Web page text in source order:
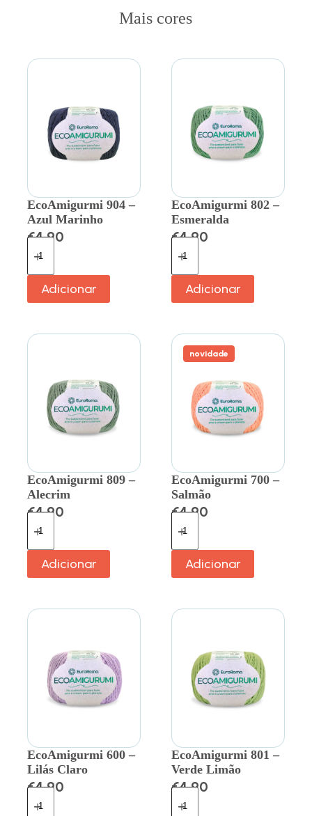
Mais cores
EcoAmigurmi 904 –
Azul Marinho
€4.90
Adicionar
EcoAmigurmi 802 –
Esmeralda
€4.90
Adicionar
EcoAmigurmi 809 –
Alecrim
€4.90
Adicionar
novidade
EcoAmigurmi 700 –
Salmão
€4.90
Adicionar
EcoAmigurmi 600 –
Lilás Claro
€4.90
EcoAmigurmi 801 –
Verde Limão
€4.90